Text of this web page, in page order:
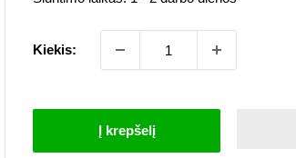
Kiekis:
Į krepšelį